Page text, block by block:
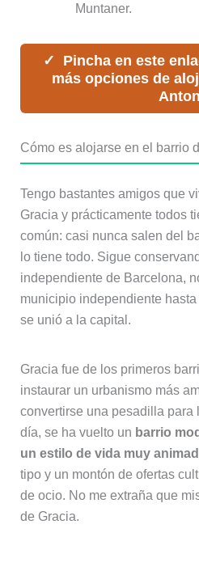
Muntaner.
Pincha en este
más opciones de
Cómo es alojarse en el barrio
Tengo bastantes amigos que
Gracia y prácticamente todos
común: casi nunca salen del
lo tiene todo. Sigue
independiente de Barcelona,
municipio independiente
se unió a la capital.
Gracia fue de los primeros
instaurar un urbanismo más
convertirse una pesadilla para
día, se ha vuelto un barrio
un estilo de vida muy
tipo y un montón de ofertas
de ocio. No me extraña que
de Gracia.